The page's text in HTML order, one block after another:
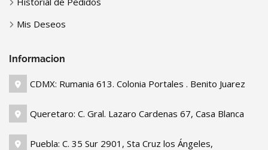
Mis Deseos
Informacion
CDMX: Rumania 613. Colonia Portales . Benito Juarez
Queretaro: C. Gral. Lazaro Cardenas 67, Casa Blanca
Puebla: C. 35 Sur 2901, Sta Cruz los Ángeles,